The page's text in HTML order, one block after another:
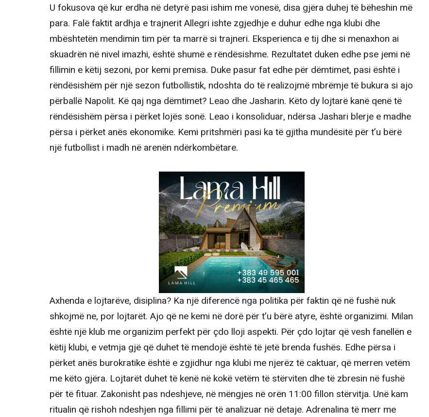
U fokusova që kur erdha në detyrë pasi ishim me vonesë, disa gjëra duhej të bëheshin më
para. Falë faktit ardhja e trajnerit Allegri ishte zgjedhje e duhur edhe nga klubi dhe
mbështetën mendimin tim për ta marrë si trajneri. Eksperienca e tij dhe si menaxhon ai
skuadrën në nivel imazhi, është shumë e rëndësishme. Rezultatet duken edhe pse jemi në
fillimin e këtij sezoni, por kemi premisa. Duke pasur fat edhe për dëmtimet, pasi është i
rëndësishëm për një sezon futbollistik, ndoshta do të realizojmë mbrëmje të bukura si ajo
përballë Napolit. Kë qaj nga dëmtimet? Leao dhe Jasharin. Këto dy lojtarë kanë qenë të
rëndësishëm përsa i përket lojës sonë. Leao i konsoliduar, ndërsa Jashari blerje e madhe
përsa i përket anës ekonomike. Kemi pritshmëri pasi ka të gjitha mundësitë për t’u bërë
një futbollist i madh në arenën ndërkombëtare.
Axhenda e lojtarëve, disiplina? Ka një diferencë nga politika për faktin që në fushë nuk
shkojmë ne, por lojtarët. Ajo që ne kemi në dorë për t’u bërë atyre, është organizimi. Milan
është një klub me organizim perfekt për çdo lloji aspekti. Për çdo lojtar që vesh fanellën e
këtij klubi, e vetmja gjë që duhet të mendojë është të jetë brenda fushës. Edhe përsa i
përket anës burokratike është e zgjidhur nga klubi me njerëz të caktuar, që merren vetëm
me këto gjëra. Lojtarët duhet të kenë në kokë vetëm të stërviten dhe të zbresin në fushë
për të fituar. Zakonisht pas ndeshjeve, në mëngjes në orën 11:00 fillon stërvitja. Unë kam
ritualin që rishoh ndeshjen nga fillimi për të analizuar në detaje. Adrenalina të merr me